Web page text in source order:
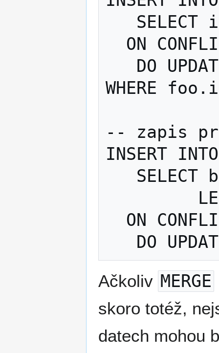
WHERE
-- zapis
INSERT
Ačkoliv MERGE
skoro totéž,
datech mohou